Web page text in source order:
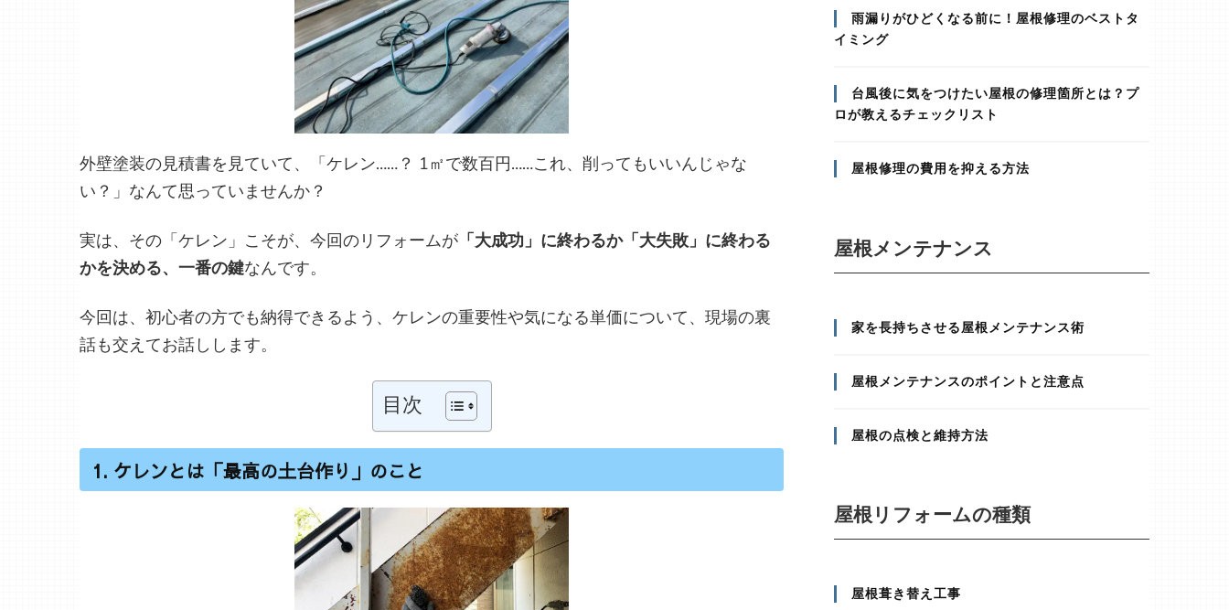
外壁塗装の見積書を見ていて、「ケレン……？ 1㎡で数百円……これ、削ってもいいんじゃな
い？」なんて思っていませんか？
実は、その「ケレン」こそが、今回のリフォームが 「大成功」に終わるか「大失敗」に終わる
かを決める、一番の鍵なんです。
今回は、初心者の方でも納得できるよう、ケレンの重要性や気になる単価について、現場の裏
話も交えてお話しします。
目次
1. ケレンとは「最高の土台作り」のこと
雨漏りがひどくなる前に！屋根修理のベストタ
イミング
台風後に気をつけたい屋根の修理箇所とは？プ
ロが教えるチェックリスト
屋根修理の費用を抑える方法
屋根メンテナンス
家を長持ちさせる屋根メンテナンス術
屋根メンテナンスのポイントと注意点
屋根の点検と維持方法
屋根リフォームの種類
屋根葺き替え工事